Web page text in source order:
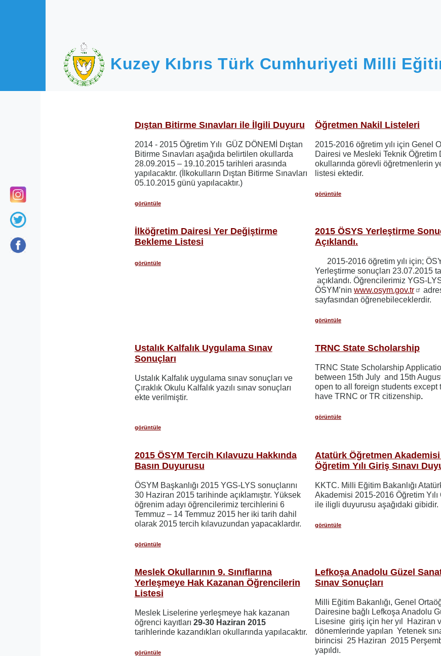
Kuzey Kıbrıs Türk Cumhuriyeti Milli
Dıştan Bitirme Sınavları ile İlgili Duyuru
2014 - 2015 Öğretim Yılı GÜZ DÖNEMİ Dıştan
Bitirme Sınavları aşağıda belirtilen okullarda
28.09.2015 – 19.10.2015 tarihleri arasında
yapılacaktır. (İlkokulların Dıştan Bitirme Sınavları
05.10.2015 günü yapılacaktır.)
görüntüle
Öğretmen Nakil Listeleri
2015-2016 öğretim yılı için Genel
Dairesi ve Mesleki Teknik Öğretim
okullarında görevli öğretmenlerin
listesi ektedir.
görüntüle
İlköğretim Dairesi Yer Değiştirme
Bekleme Listesi
görüntüle
2015 ÖSYS Yerleştirme
Açıklandı.
2015-2016 öğretim yılı için;
Yerleştirme sonuçları 23.07.2015
açıklandı. Öğrencilerimiz YGS-
ÖSYM’ninwww.osym.gov.tr
sayfasından öğrenebileceklerdir.
görüntüle
Ustalık Kalfalık Uygulama Sınav
Sonuçları
Ustalık Kalfalık uygulama sınav sonuçları ve
Çıraklık Okulu Kalfalık yazılı sınav sonuçları
ekte verilmiştir.
görüntüle
TRNC State Scholarship
TRNC State Scholarship
between 15th July and 15th
open to all foreign students except
have TRNC or TR citizenship.
görüntüle
2015 ÖSYM Tercih Kılavuzu Hakkında
Basın Duyurusu
ÖSYM Başkanlığı 2015 YGS-LYS sonuçlarını
30 Haziran 2015 tarihinde açıklamıştır. Yüksek
öğrenim adayı öğrencilerimiz tercihlerini 6
Temmuz – 14 Temmuz 2015 her iki tarih dahil
olarak 2015 tercih kılavuzundan yapacaklardır.
görüntüle
Atatürk Öğretmen Akademisi
Öğretim Yılı Giriş Sınavı
KKTC. Milli Eğitim Bakanlığı
Akademisi 2015-2016 Öğretim Yılı
ile iligli duyurusu aşağıdaki gibidir.
görüntüle
Meslek Okullarının 9. Sınıflarına
Yerleşmeye Hak Kazanan Öğrencilerin
Listesi
Meslek Liselerine yerleşmeye hak kazanan
öğrenci kayıtları 29-30 Haziran 2015
tarihlerinde kazandıkları okullarında yapılacaktır.
görüntüle
Lefkoşa Anadolu Güzel
Sınav Sonuçları
Milli Eğitim Bakanlığı, Genel
Dairesine bağlı Lefkoşa Anadolu
Lisesine giriş için her yıl Haziran
dönemlerinde yapılan Yetenek
birincisi 25 Haziran 2015
yapıldı.